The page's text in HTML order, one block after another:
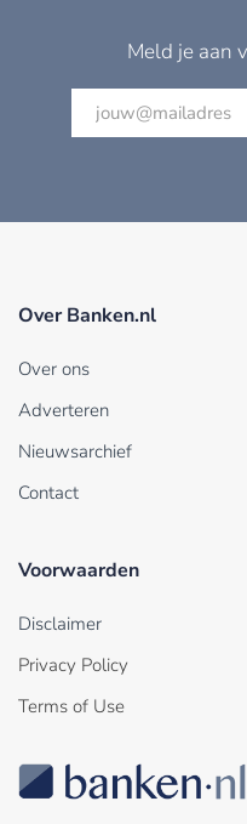
Meld je aan
Over Banken.nl
Over ons
Adverteren
Nieuwsarchief
Contact
Voorwaarden
Disclaimer
Privacy Policy
Terms of Use